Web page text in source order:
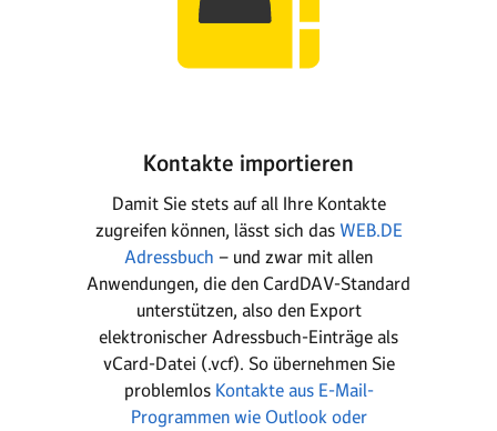
Kontakte importieren
Damit Sie stets auf all Ihre Kontakte
zugreifen können, lässt sich das WEB.DE
Adressbuch – und zwar mit allen
Anwendungen, die den CardDAV-Standard
unterstützen, also den Export
elektronischer Adressbuch-Einträge als
vCard-Datei (.vcf). So übernehmen Sie
problemlos Kontakte aus E-Mail-
Programmen wie Outlook oder